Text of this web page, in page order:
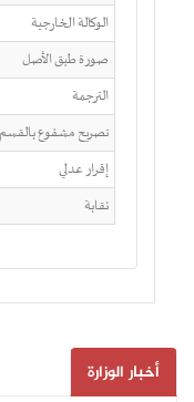
الوكالة الخارجية
صورة طبق الأصل
الترجمة
تصريح مشفوع بالقسم
إقرار عدلي
نقابة
أخبار الوزارة